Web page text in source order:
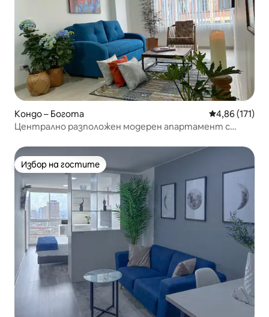
Кондо – Богота Средна
4,86 (171)
Централно разположен модерен апартамент с
Избор на гостите
Избор на гостите